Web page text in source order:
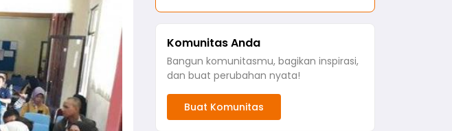
Komunitas Anda
Bangun komunitasmu, bagikan inspirasi,
dan buat perubahan nyata!
Buat Komunitas